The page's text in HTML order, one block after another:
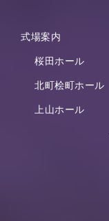
式場案内
桜田ホール
北町桧町ホール
上山ホール